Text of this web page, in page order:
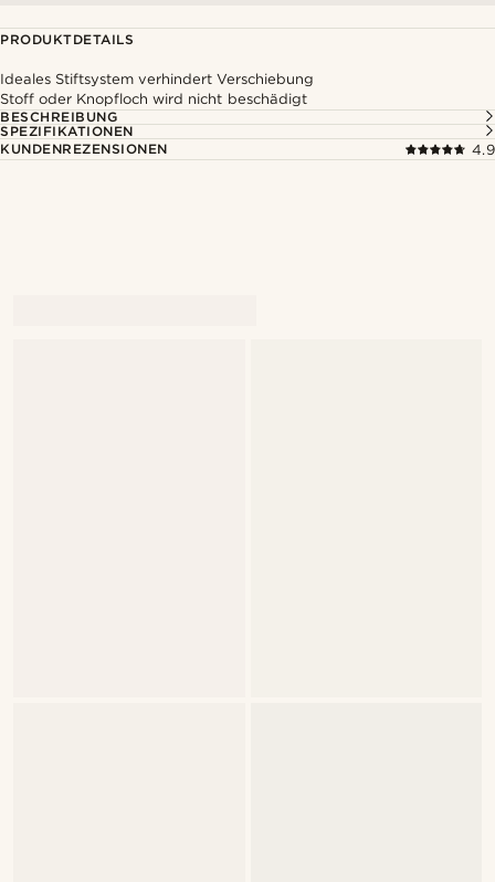
PRODUKTDETAILS
Ideales Stiftsystem verhindert Verschiebung
Stoff oder Knopfloch wird nicht beschädigt
BESCHREIBUNG
SPEZIFIKATIONEN
KUNDENREZENSIONEN
4.9